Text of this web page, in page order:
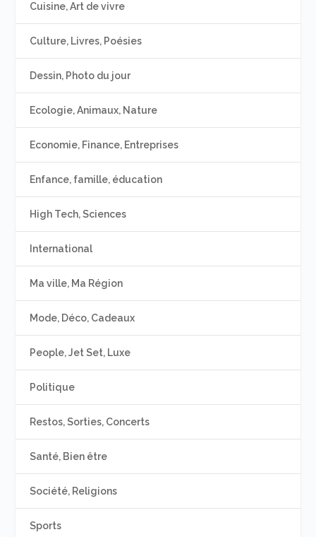
Cuisine, Art de vivre
Culture, Livres, Poésies
Dessin, Photo du jour
Ecologie, Animaux, Nature
Economie, Finance, Entreprises
Enfance, famille, éducation
High Tech, Sciences
International
Ma ville, Ma Région
Mode, Déco, Cadeaux
People, Jet Set, Luxe
Politique
Restos, Sorties, Concerts
Santé, Bien être
Société, Religions
Sports